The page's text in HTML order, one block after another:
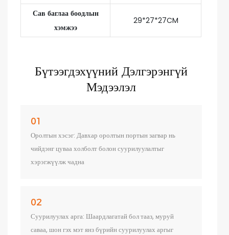
Сав баглаа боодлын
хэмжээ
29*27*27CM
Бүтээгдэхүүний Дэлгэрэнгүй
Мэдээлэл
01
Оролтын хэсэг: Давхар оролтын портын загвар нь
чийдэнг цуваа холболт болон суурилуулалтыг
хэрэгжүүлж чадна
02
Суурилуулах арга: Шаардлагатай бол тааз, муруй
саваа, шон гэх мэт янз бүрийн суурилуулах аргыг